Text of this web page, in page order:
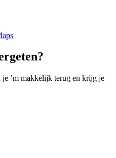
’m makkelijk terug en krijg je